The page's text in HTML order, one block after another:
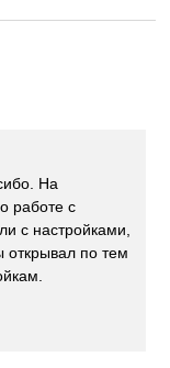
На
работе с
с настройками,
открывал по тем